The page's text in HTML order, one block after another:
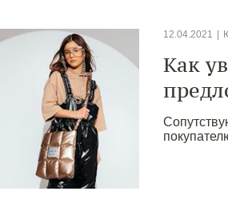
12.04.2021
Как